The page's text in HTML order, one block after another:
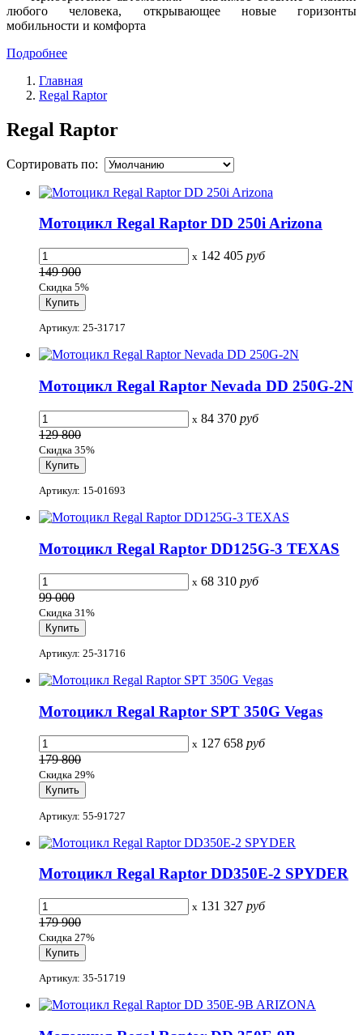
любого человека, открывающее новые горизонты
мобильности и комфорта
Подробнее
Главная
Regal Raptor
Regal Raptor
Сортировать по:
Мотоцикл Regal Raptor DD 250i Arizona
x 142 405 руб
149 900
Скидка 5%
Артикул: 25-31717
Мотоцикл Regal Raptor Nevada DD 250G-2N
x 84 370 руб
129 800
Скидка 35%
Артикул: 15-01693
Мотоцикл Regal Raptor DD125G-3 TEXAS
x 68 310 руб
99 000
Скидка 31%
Артикул: 25-31716
Мотоцикл Regal Raptor SPT 350G Vegas
x 127 658 руб
179 800
Скидка 29%
Артикул: 55-91727
Мотоцикл Regal Raptor DD350E-2 SPYDER
x 131 327 руб
179 900
Скидка 27%
Артикул: 35-51719